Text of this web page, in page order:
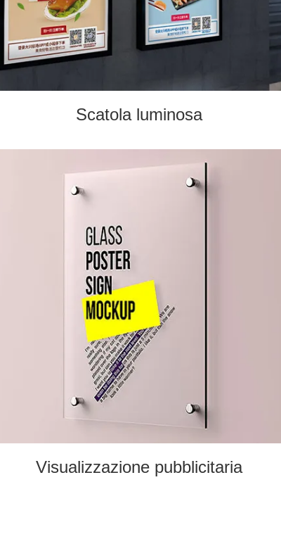
Scatola luminosa
Visualizzazione pubblicitaria